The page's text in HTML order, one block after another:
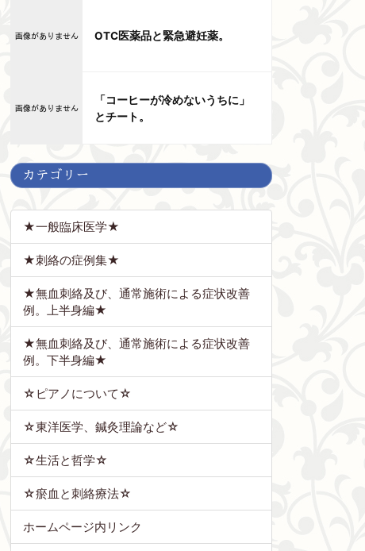
OTC医薬品と緊急避妊薬。
「コーヒーが冷めないうちに」
とチート。
カテゴリー
★一般臨床医学★
★刺絡の症例集★
★無血刺絡及び、通常施術による症状改善
例。上半身編★
★無血刺絡及び、通常施術による症状改善
例。下半身編★
☆ピアノについて☆
☆東洋医学、鍼灸理論など☆
☆生活と哲学☆
☆瘀血と刺絡療法☆
ホームページ内リンク